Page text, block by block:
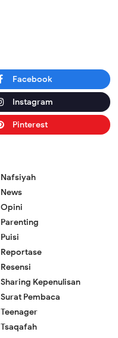
Facebook
Instagram
Pinterest
Nafsiyah
News
Opini
Parenting
Puisi
Reportase
Resensi
Sharing Kepenulisan
Surat Pembaca
Teenager
Tsaqafah